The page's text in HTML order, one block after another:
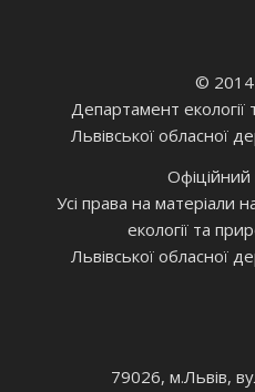
©
Департамент екології
Львівської обласної
Офіційний
Усі права на матеріали
екології та
Львівської обласної
79026, м.Львів,